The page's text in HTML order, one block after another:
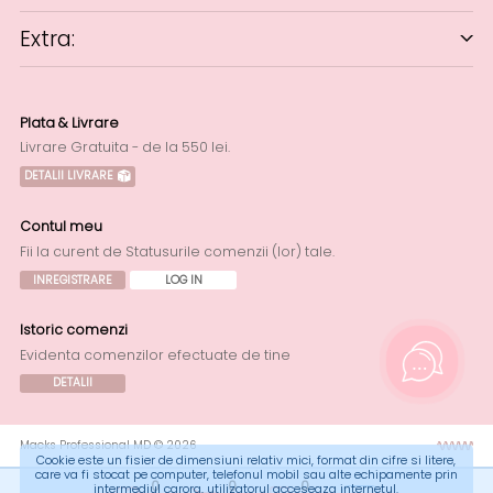
0 0 0
Extra:
Plata & Livrare
Livrare Gratuita - de la 550 lei.
DETALII LIVRARE
Contul meu
Fii la curent de Statusurile comenzii (lor) tale.
INREGISTRARE LOG IN
Istoric comenzi
Evidenta comenzilor efectuate de tine
DETALII
Macks Professional MD © 2026
Cookie este un fisier de dimensiuni relativ mici, format din cifre si litere,
care va fi stocat pe computer, telefonul mobil sau alte echipamente prin
intermediul carora, utilizatorul acceseaza internetul.